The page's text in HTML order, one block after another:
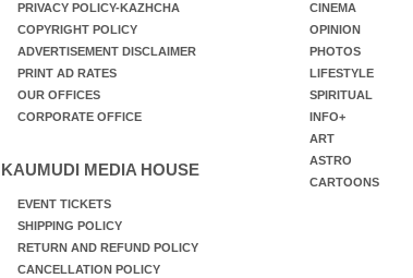
PRIVACY POLICY-KAZHCHA
COPYRIGHT POLICY
ADVERTISEMENT DISCLAIMER
PRINT AD RATES
OUR OFFICES
CORPORATE OFFICE
KAUMUDI MEDIA HOUSE
EVENT TICKETS
SHIPPING POLICY
RETURN AND REFUND POLICY
CANCELLATION POLICY
CINEMA
OPINION
PHOTOS
LIFESTYLE
SPIRITUAL
INFO+
ART
ASTRO
CARTOONS